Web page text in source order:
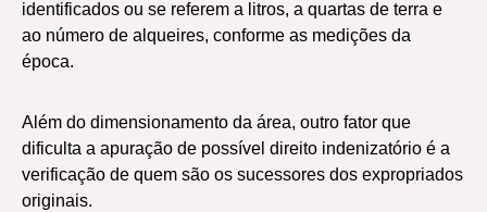
identificados ou se referem a litros, a quartas de terra e
ao número de alqueires, conforme as medições da
época.
Além do dimensionamento da área, outro fator que
dificulta a apuração de possível direito indenizatório é a
verificação de quem são os sucessores dos expropriados
originais.